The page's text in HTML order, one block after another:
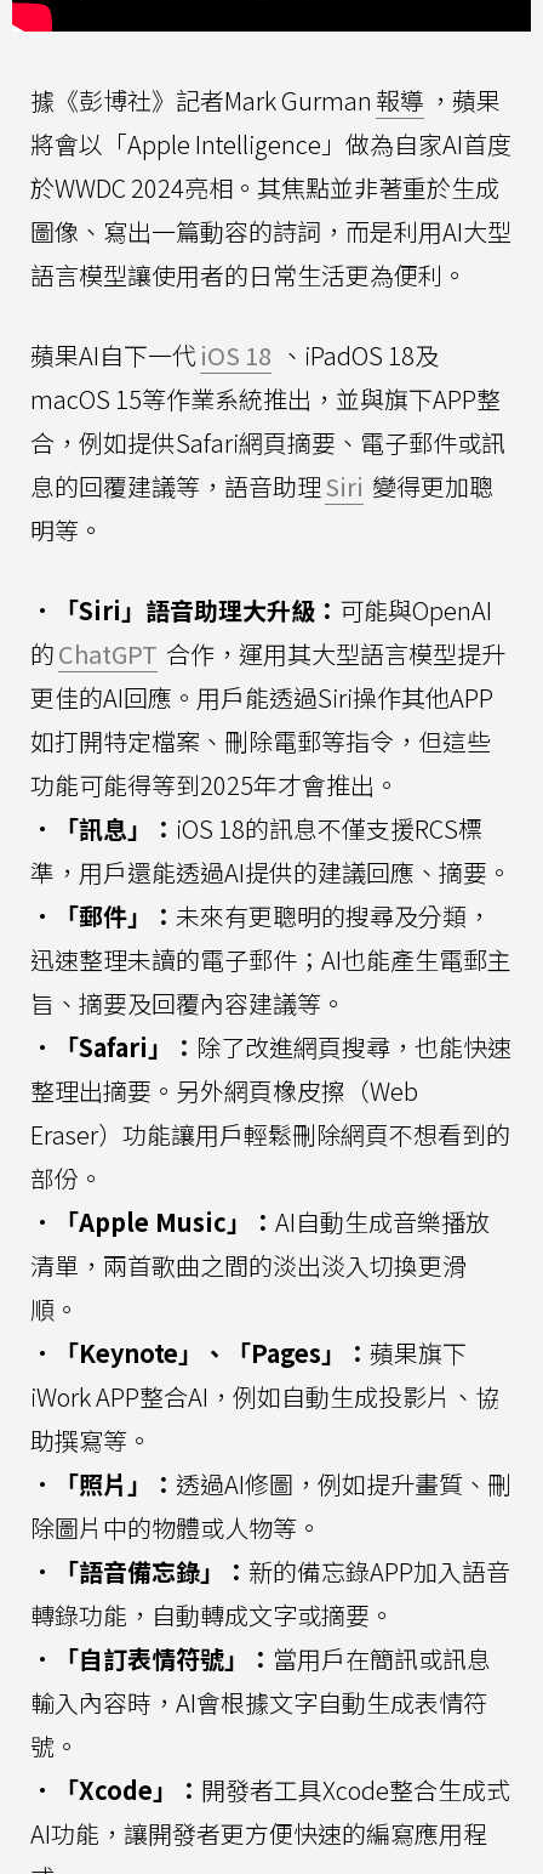
據《彭博社》記者Mark Gurman 報導 ，蘋果
將會以「Apple Intelligence」做為自家AI首度
於WWDC 2024亮相。其焦點並非著重於生成
圖像、寫出一篇動容的詩詞，而是利用AI大型
語言模型讓使用者的日常生活更為便利。
蘋果AI自下一代iOS 18 、iPadOS 18及
macOS 15等作業系統推出，並與旗下APP整
合，例如提供Safari網頁摘要、電子郵件或訊
息的回覆建議等，語音助理Siri 變得更加聰
明等。
．「Siri」語音助理大升級： 可能與OpenAI
的ChatGPT 合作，運用其大型語言模型提升
更佳的AI回應。用戶能透過Siri操作其他APP
如打開特定檔案、刪除電郵等指令，但這些
功能可能得等到2025年才會推出。
．「訊息」： iOS 18的訊息不僅支援RCS標
準，用戶還能透過AI提供的建議回應、摘要。
．「郵件」： 未來有更聰明的搜尋及分類，
迅速整理未讀的電子郵件；AI也能產生電郵主
旨、摘要及回覆內容建議等。
．「Safari」： 除了改進網頁搜尋，也能快速
整理出摘要。另外網頁橡皮擦（Web
Eraser）功能讓用戶輕鬆刪除網頁不想看到的
部份。
．「Apple Music」： AI自動生成音樂播放
清單，兩首歌曲之間的淡出淡入切換更滑
順。
．「Keynote」、「Pages」： 蘋果旗下
iWork APP整合AI，例如自動生成投影片、協
助撰寫等。
．「照片」： 透過AI修圖，例如提升畫質、刪
除圖片中的物體或人物等。
．「語音備忘錄」： 新的備忘錄APP加入語音
轉錄功能，自動轉成文字或摘要。
．「自訂表情符號」： 當用戶在簡訊或訊息
輸入內容時，AI會根據文字自動生成表情符
號。
．「Xcode」： 開發者工具Xcode整合生成式
AI功能，讓開發者更方便快速的編寫應用程